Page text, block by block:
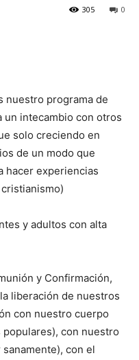
0
305
nuestro programa de
un intecambio con otros
solo creciendo en
de un modo que
hacer experiencias
y adultos con alta
y Confirmación,
liberación de nuestros
con nuestro cuerpo
con nuestro
con el